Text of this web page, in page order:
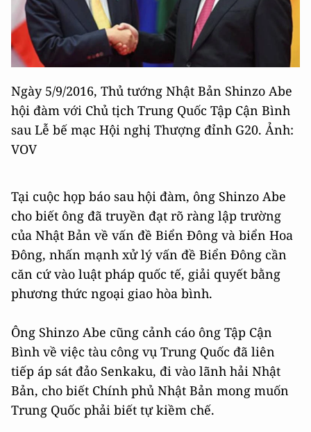
Ngày 5/9/2016, Thủ tướng Nhật Bản Shinzo Abe
hội đàm với Chủ tịch Trung Quốc Tập Cận Bình
sau Lễ bế mạc Hội nghị Thượng đỉnh G20. Ảnh:
VOV
Tại cuộc họp báo sau hội đàm, ông Shinzo Abe
cho biết ông đã truyền đạt rõ ràng lập trường
của Nhật Bản về vấn đề Biển Đông và biển Hoa
Đông, nhấn mạnh xử lý vấn đề Biển Đông cần
căn cứ vào luật pháp quốc tế, giải quyết bằng
phương thức ngoại giao hòa bình.
Ông Shinzo Abe cũng cảnh cáo ông Tập Cận
Bình về việc tàu công vụ Trung Quốc đã liên
tiếp áp sát đảo Senkaku, đi vào lãnh hải Nhật
Bản, cho biết Chính phủ Nhật Bản mong muốn
Trung Quốc phải biết tự kiềm chế.